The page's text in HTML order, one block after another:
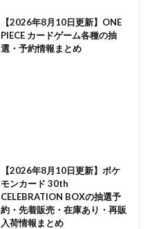
【2026年8月10日更新】ONE
PIECE カードゲーム各種の抽
選・予約情報まとめ
【2026年8月10日更新】ポケ
モンカード 30th
CELEBRATION BOXの抽選予
約・先着販売・在庫あり・再販
入荷情報まとめ